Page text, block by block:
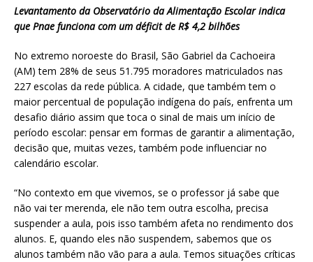
Levantamento da Observatório da Alimentação Escolar indica
que Pnae funciona com um déficit de R$ 4,2 bilhões
No extremo noroeste do Brasil, São Gabriel da Cachoeira
(AM) tem 28% de seus 51.795 moradores matriculados nas
227 escolas da rede pública. A cidade, que também tem o
maior percentual de população indígena do país, enfrenta um
desafio diário assim que toca o sinal de mais um início de
período escolar: pensar em formas de garantir a alimentação,
decisão que, muitas vezes, também pode influenciar no
calendário escolar.
“No contexto em que vivemos, se o professor já sabe que
não vai ter merenda, ele não tem outra escolha, precisa
suspender a aula, pois isso também afeta no rendimento dos
alunos. E, quando eles não suspendem, sabemos que os
alunos também não vão para a aula. Temos situações críticas